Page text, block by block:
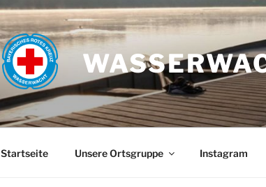
Startseite Unsere Ortsgruppe Instagram